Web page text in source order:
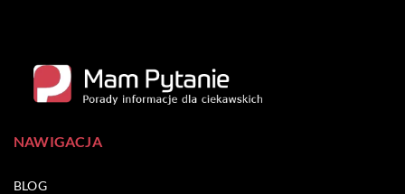
NAWIGACJA
BLOG